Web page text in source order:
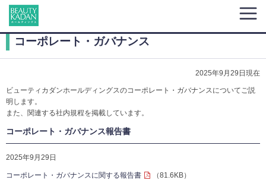
コーポレート・ガバナンス
2025年9月29日現在
ビューティカダンホールディングスのコーポレート・ガバナンスについてご説
明します。
また、関連する社内規程を掲載しています。
コーポレート・ガバナンス報告書
2025年9月29日
コーポレート・ガバナンスに関する報告書 （81.6KB）